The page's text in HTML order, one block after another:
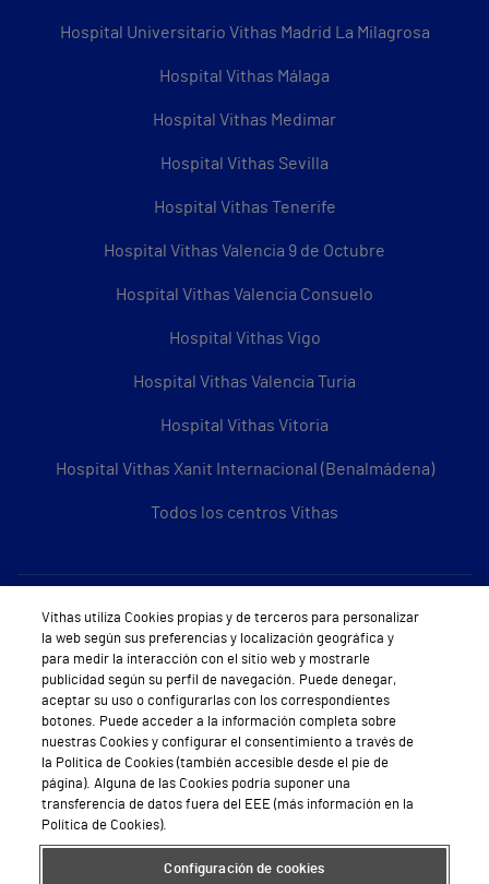
Hospital Universitario Vithas Madrid La Milagrosa
Hospital Vithas Málaga
Hospital Vithas Medimar
Hospital Vithas Sevilla
Hospital Vithas Tenerife
Hospital Vithas Valencia 9 de Octubre
Hospital Vithas Valencia Consuelo
Hospital Vithas Vigo
Hospital Vithas Valencia Turia
Hospital Vithas Vitoria
Hospital Vithas Xanit Internacional (Benalmádena)
Todos los centros Vithas
Sobre Vithas
Quiénes somos
Trabajar en Vithas
Teléfono Cita Médica
Teléfono Atención al Cliente
Política de seguridad y salud en el trabajo
Conoce a Supervita
Vithas utiliza Cookies propias y de terceros para personalizar
la web según sus preferencias y localización geográfica y
para medir la interacción con el sitio web y mostrarle
publicidad según su perfil de navegación. Puede denegar,
aceptar su uso o configurarlas con los correspondientes
botones. Puede acceder a la información completa sobre
nuestras Cookies y configurar el consentimiento a través de
la Política de Cookies (también accesible desde el pie de
página). Alguna de las Cookies podría suponer una
transferencia de datos fuera del EEE (más información en la
Política de Cookies).
Configuración de cookies